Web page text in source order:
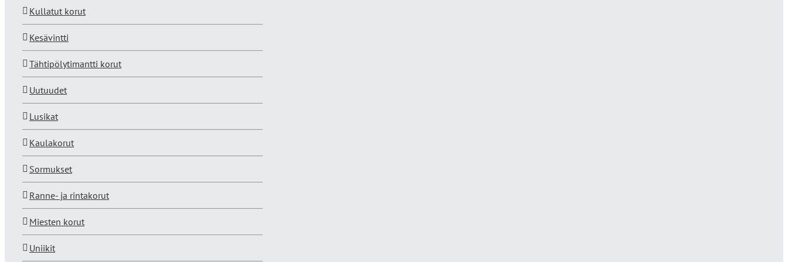
Kullatut korut
Kesävintti
Tähtipölytimantti korut
Uutuudet
Lusikat
Kaulakorut
Sormukset
Ranne- ja rintakorut
Miesten korut
Uniikit